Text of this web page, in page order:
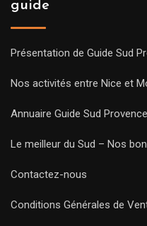
guide
Présentation de Guide Sud
Nos activités entre Nice et
Annuaire Guide Sud Provence
Le meilleur du Sud – Nos
Contactez-nous
Conditions Générales de